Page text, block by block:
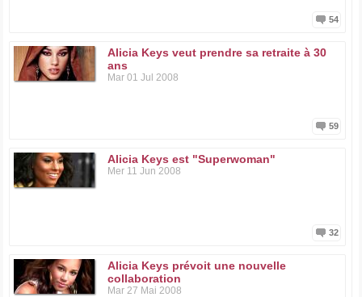
54
Alicia Keys veut prendre sa retraite à 30
ans
Mar 01 Jul 2008
59
Alicia Keys est "Superwoman"
Mer 11 Jun 2008
32
Alicia Keys prévoit une nouvelle
collaboration
Mar 27 Mai 2008